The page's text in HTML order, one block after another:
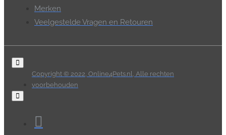
Merken
Veelgestelde Vragen en Retouren
Copyright © 2022, Online4Pets.nl, Alle rechten
voorbehouden